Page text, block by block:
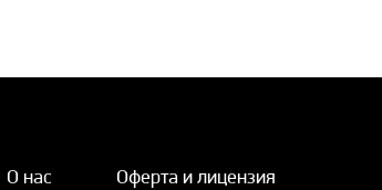
О нас
Оферта и лицензия